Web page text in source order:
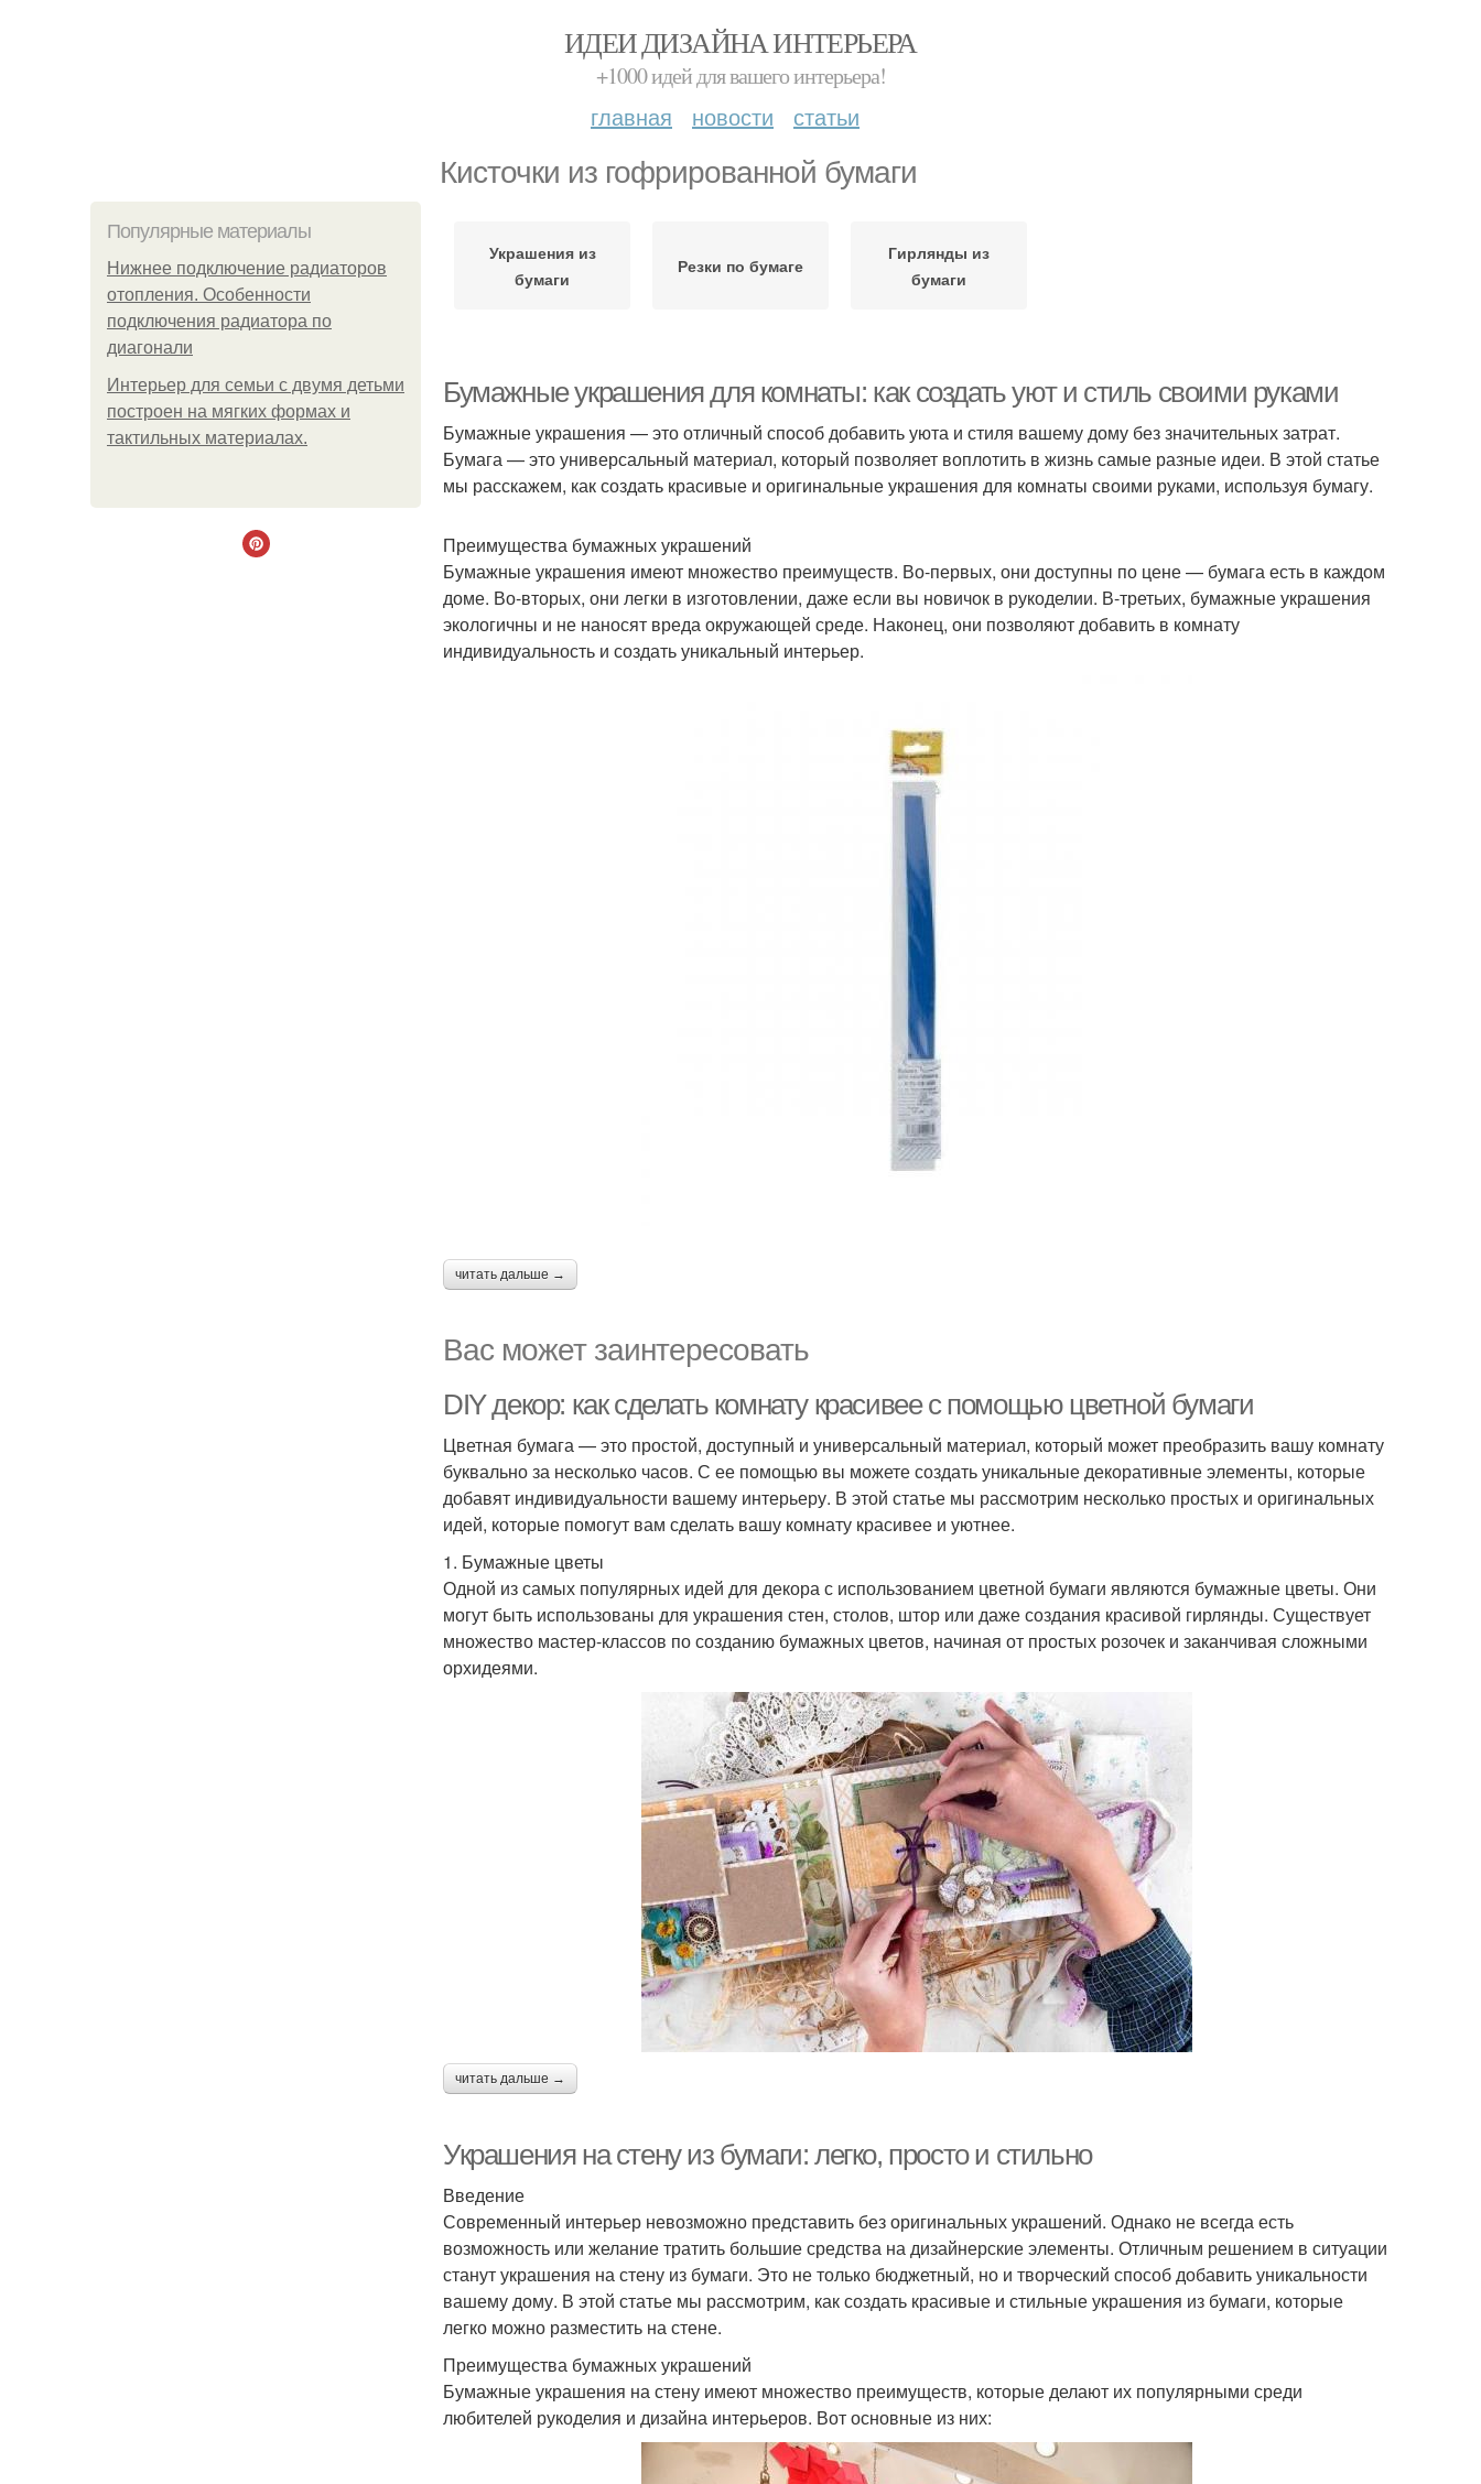
ИДЕИ ДИЗАЙНА ИНТЕРЬЕРА
+1000 идей для вашего интерьера!
главная новости статьи
Кисточки из гофрированной бумаги
Популярные материалы
Нижнее подключение радиаторов
отопления. Особенности
подключения радиатора по
диагонали
Интерьер для семьи с двумя детьми
построен на мягких формах и
тактильных материалах.
Украшения из
бумаги
Резки по бумаге
Гирлянды из
бумаги
Бумажные украшения для комнаты: как создать уют и стиль своими руками
Бумажные украшения — это отличный способ добавить уюта и стиля вашему дому без значительных затрат.
Бумага — это универсальный материал, который позволяет воплотить в жизнь самые разные идеи. В этой статье
мы расскажем, как создать красивые и оригинальные украшения для комнаты своими руками, используя бумагу.
Преимущества бумажных украшений
Бумажные украшения имеют множество преимуществ. Во-первых, они доступны по цене — бумага есть в каждом
доме. Во-вторых, они легки в изготовлении, даже если вы новичок в рукоделии. В-третьих, бумажные украшения
экологичны и не наносят вреда окружающей среде. Наконец, они позволяют добавить в комнату
индивидуальность и создать уникальный интерьер.
читать дальше →
Вас может заинтересовать
DIY декор: как сделать комнату красивее с помощью цветной бумаги
Цветная бумага — это простой, доступный и универсальный материал, который может преобразить вашу комнату
буквально за несколько часов. С ее помощью вы можете создать уникальные декоративные элементы, которые
добавят индивидуальности вашему интерьеру. В этой статье мы рассмотрим несколько простых и оригинальных
идей, которые помогут вам сделать вашу комнату красивее и уютнее.
1. Бумажные цветы
Одной из самых популярных идей для декора с использованием цветной бумаги являются бумажные цветы. Они
могут быть использованы для украшения стен, столов, штор или даже создания красивой гирлянды. Существует
множество мастер-классов по созданию бумажных цветов, начиная от простых розочек и заканчивая сложными
орхидеями.
читать дальше →
Украшения на стену из бумаги: легко, просто и стильно
Введение
Современный интерьер невозможно представить без оригинальных украшений. Однако не всегда есть
возможность или желание тратить большие средства на дизайнерские элементы. Отличным решением в ситуации
станут украшения на стену из бумаги. Это не только бюджетный, но и творческий способ добавить уникальности
вашему дому. В этой статье мы рассмотрим, как создать красивые и стильные украшения из бумаги, которые
легко можно разместить на стене.
Преимущества бумажных украшений
Бумажные украшения на стену имеют множество преимуществ, которые делают их популярными среди
любителей рукоделия и дизайна интерьеров. Вот основные из них: